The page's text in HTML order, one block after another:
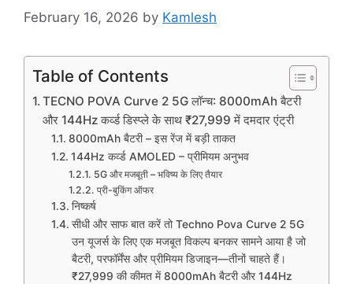
February 16, 2026 by Kamlesh
Table of Contents
TECNO POVA Curve 2 5G लॉन्च: 8000mAh बैटरी
और 144Hz कर्व्ड डिस्प्ले के साथ ₹27,999 में दमदार एंट्री
8000mAh बैटरी – इस रेंज में बड़ी ताकत
144Hz कर्व्ड AMOLED – प्रीमियम अनुभव
5G और मजबूती – भविष्य के लिए तैयार
प्री-बुकिंग ऑफर
निष्कर्ष
सीधी और साफ बात करें तो Techno Pova Curve 2 5G
उन यूजर्स के लिए एक मजबूत विकल्प बनकर सामने आया है जो
बैटरी, परफॉर्मेंस और प्रीमियम डिजाइन—तीनों चाहते हैं।
₹27,999 की कीमत में 8000mAh बैटरी और 144Hz